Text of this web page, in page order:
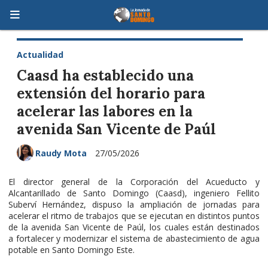
Caasd ha establecido una
extensión del horario para
acelerar las labores en la
avenida San Vicente de Paúl
Actualidad
27/05/2026
Raudy Mota
El director general de la Corporación del Acueducto y
Alcantarillado de Santo Domingo (Caasd), ingeniero Fellito
Suberví Hernández, dispuso la ampliación de jornadas para
acelerar el ritmo de trabajos que se ejecutan en distintos puntos
de la avenida San Vicente de Paúl, los cuales están destinados
a fortalecer y modernizar el sistema de abastecimiento de agua
potable en Santo Domingo Este.